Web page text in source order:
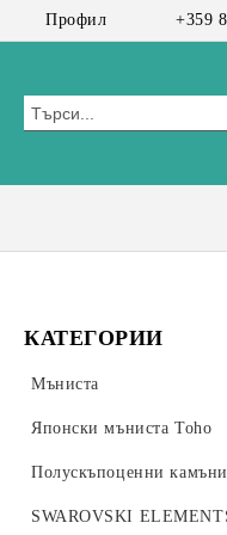
Профил +359
КАТЕГОРИИ
Мъниста
Preciosa мъниста
Bicone 3 мм
Bicone 4 мм
Чешки мъниста
CzechMates Tiles
Стъклени мъниста
Японски мъниста Toho
Toho Тръбички 9мм,
Toho Тръбички
Полускъпоценни камъни
Клас А+
SWAROVSKI